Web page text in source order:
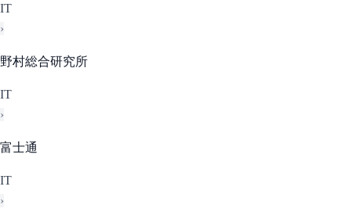
IT
›
野村総合研究所
IT
›
富士通
IT
›